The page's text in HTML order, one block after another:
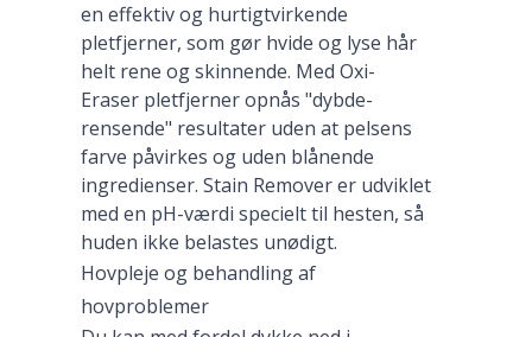
en effektiv og hurtigtvirkende
pletfjerner, som gør hvide og lyse hår
helt rene og skinnende. Med Oxi-
Eraser pletfjerner opnås "dybde-
rensende" resultater uden at pelsens
farve påvirkes og uden blånende
ingredienser. Stain Remover er udviklet
med en pH-værdi specielt til hesten, så
huden ikke belastes unødigt.
Hovpleje og behandling af
hovproblemer